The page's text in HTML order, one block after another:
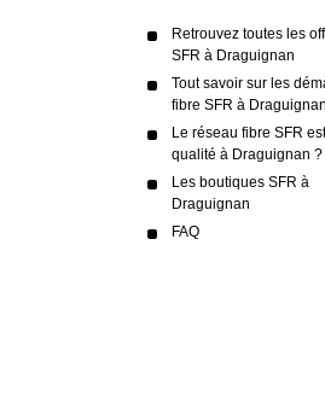
Retrouvez toutes les
SFR à Draguignan
Tout savoir sur les
fibre SFR à Draguignan
Le réseau fibre SFR
qualité à Draguignan ?
Les boutiques SFR à
Draguignan
FAQ